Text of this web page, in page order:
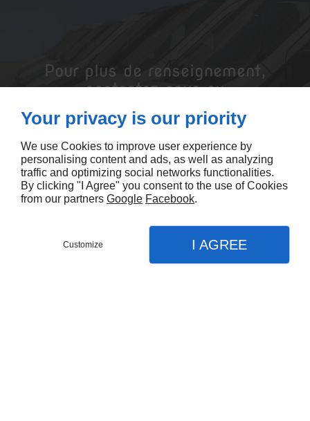
Pour plus de renseignement,
contactez nous au
05.56.93.16.06 ou faites vous
rappeler gratuitement !
Contactez-nous
Your privacy is our priority
We use Cookies to improve user experience by
personalising content and ads, as well as analyzing
traffic and optimizing social networks functionalities.
By clicking "I Agree" you consent to the use of Cookies
from our partners Google Facebook.
Customize I AGREE